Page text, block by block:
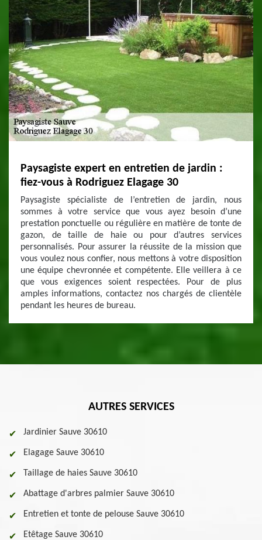
Paysagiste expert en entretien de jardin :
fiez-vous à Rodriguez Elagage 30
Paysagiste spécialiste de l’entretien de jardin, nous
sommes à votre service que vous ayez besoin d’une
prestation ponctuelle ou régulière en matière de tonte de
gazon, de taille de haie ou pour d’autres services
personnalisés. Pour assurer la réussite de la mission que
vous voulez nous confier, nous mettons à votre disposition
une équipe chevronnée et compétente. Elle veillera à ce
que vous exigences soient respectées. Pour de plus
amples informations, contactez nos chargés de clientèle
pendant les heures de bureau.
AUTRES SERVICES
Jardinier Sauve 30610
Elagage Sauve 30610
Taillage de haies Sauve 30610
Abattage d'arbres palmier Sauve 30610
Entretien et tonte de pelouse Sauve 30610
Etêtage Sauve 30610